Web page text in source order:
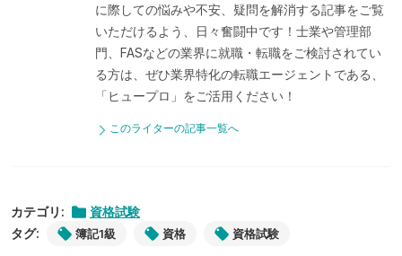
に際しての悩みや不安、疑問を解消する記事をご覧
いただけるよう、日々奮闘中です！士業や管理部
門、FASなどの業界に就職・転職をご検討されてい
る方は、ぜひ業界特化の転職エージェントである、
「ヒュープロ」をご活用ください！
このライターの記事一覧へ
カテゴリ:
資格試験
タグ:
簿記1級 資格 資格試験